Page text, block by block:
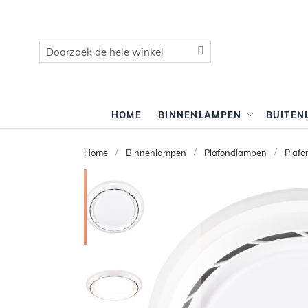
Zoek
HOME BINNENLAMPEN
Home Binnenlampen Plafondlampen
naar
het
einde
van
de
gallerij